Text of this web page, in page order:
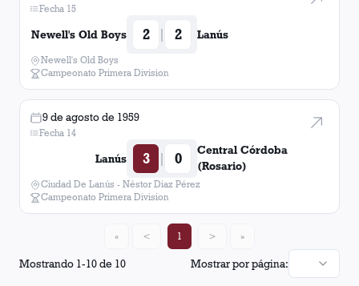
Fecha 15
Newell's Old Boys 2 | 2 Lanús
Newell's Old Boys
Campeonato Primera Division
9 de agosto de 1959
Fecha 14
Lanús 3 | 0
Central Córdoba
(Rosario)
Ciudad De Lanús - Néstor Diaz Pérez
Campeonato Primera Division
Mostrando 1-10de 10 Mostrar por página:
« < 1 > »